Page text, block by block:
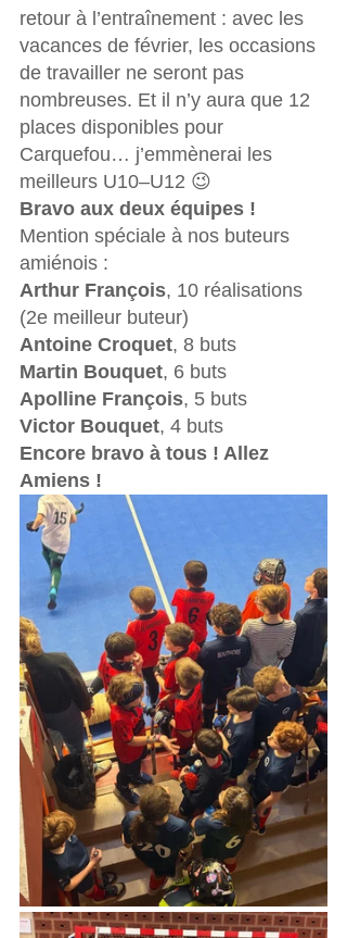
retour à l’entraînement : avec les
vacances de février, les occasions
de travailler ne seront pas
nombreuses. Et il n’y aura que 12
places disponibles pour
Carquefou… j’emmènerai les
meilleurs U10–U12 😉
Bravo aux deux équipes !
Mention spéciale à nos buteurs
amiénois :
Arthur François, 10 réalisations
(2e meilleur buteur)
Antoine Croquet, 8 buts
Martin Bouquet, 6 buts
Apolline François, 5 buts
Victor Bouquet, 4 buts
Encore bravo à tous ! Allez
Amiens !